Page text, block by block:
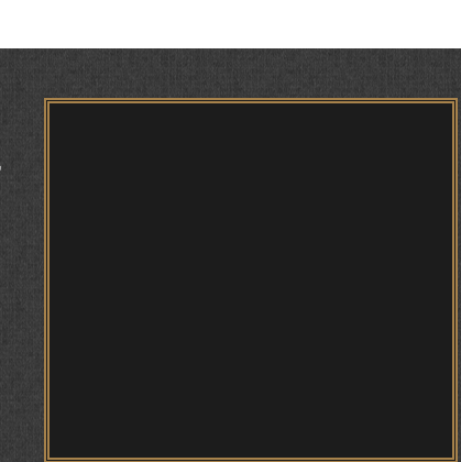
МУҲАММАДӢ.